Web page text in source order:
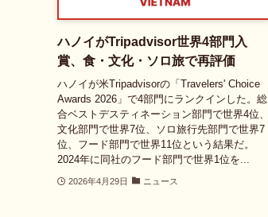
ハノイがTripadvisor世界4部門入
賞、食・文化・ソロ旅で再評価
ハノイが米Tripadvisorの「Travelers' Choice
Awards 2026」で4部門にランクインした。総
合ベストデスティネーション部門で世界4位、
文化部門で世界7位、ソロ旅行先部門で世界7
位、フード部門で世界11位という結果だ。
2024年に同社のフード部門で世界1位を...
2026年4月29日 ニュース